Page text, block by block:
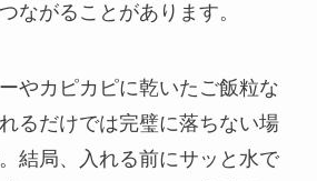
ながることがあります。
やカピカピに乾いたご飯粒な
るだけでは完璧に落ちない場
結局、入れる前にサッと水で